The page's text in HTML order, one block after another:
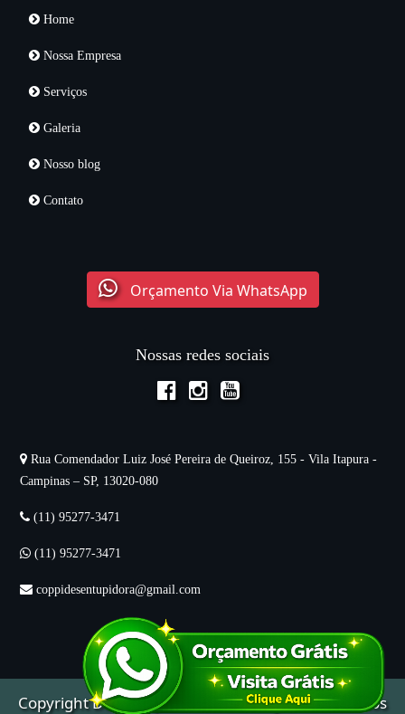
Home
Nossa Empresa
Serviços
Galeria
Nosso blog
Contato
Orçamento Via WhatsApp
Nossas redes sociais
Rua Comendador Luiz José Pereira de Queiroz, 155 - Vila Itapura -
Campinas – SP, 13020-080
(11) 95277-3471
(11) 95277-3471
coppidesentupidora@gmail.com
CopyrightDesentupidora Mitsubishy © 2025. Todos